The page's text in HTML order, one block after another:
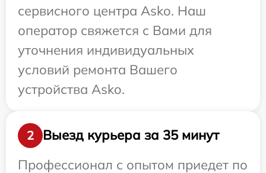
сервисного центра Asko. Наш
оператор свяжется с Вами для
уточнения индивидуальных
условий ремонта Вашего
устройства Asko.
2
Выезд курьера за 35 минут
Профессионал с опытом приедет по